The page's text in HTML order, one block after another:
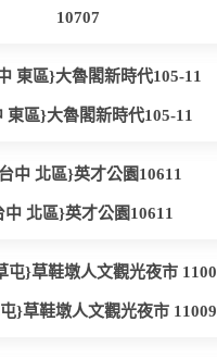
10707
東區}大魯閣新時代105-11
中 北區}英才公園10611
}草鞋墩人文觀光夜市 11009